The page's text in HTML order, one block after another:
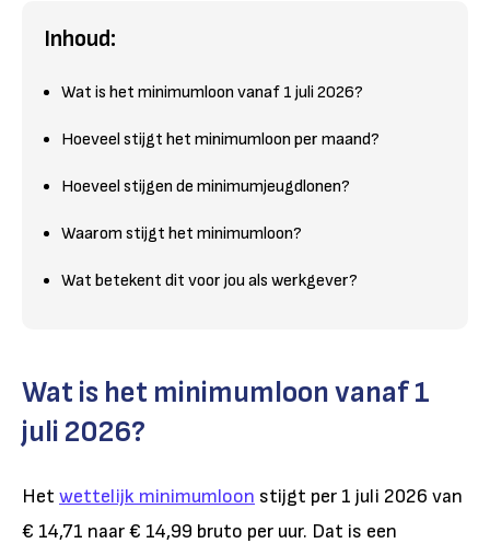
Inhoud:
Wat is het minimumloon vanaf 1 juli 2026?
Hoeveel stijgt het minimumloon per maand?
Hoeveel stijgen de minimumjeugdlonen?
Waarom stijgt het minimumloon?
Wat betekent dit voor jou als werkgever?
Wat is het minimumloon vanaf 1
juli 2026?
Het wettelijk minimumloon stijgt per 1 juli 2026 van
€ 14,71 naar € 14,99 bruto per uur. Dat is een